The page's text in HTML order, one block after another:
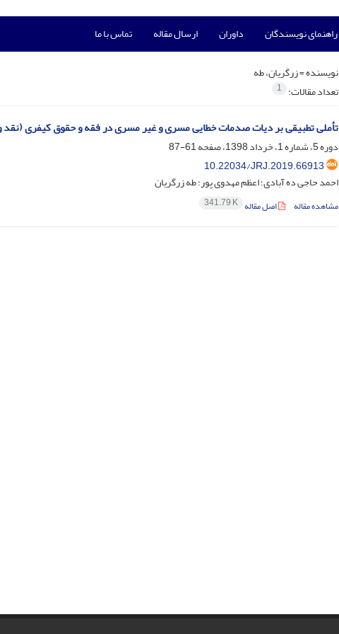
راهنمای نویسندگان داوران ارسال مقاله تماس با ما
نویسنده =زرگریان، طه
تعداد مقالات: 1
تأملی تطبیقی بر دیات صدمات خطایی مسری و غیر مسری در فقه و حقوق کیفری (نقد و پیشنهاد اصلاح
دوره 5، شماره 1، خرداد 1398، صفحه
61-87
10.22034/JRJ.2019.66913
احمد حاجی ده آبادی؛ اعظم مهدوی پور؛ طه زرگریان
مشاهده مقاله اصل مقاله 341.79 K